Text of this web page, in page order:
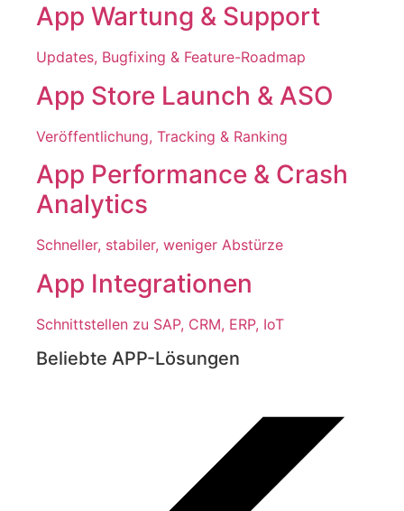
App Wartung & Support
Updates, Bugfixing & Feature-Roadmap
App Store Launch & ASO
Veröffentlichung, Tracking & Ranking
App Performance & Crash
Analytics
Schneller, stabiler, weniger Abstürze
App Integrationen
Schnittstellen zu SAP, CRM, ERP, IoT
Beliebte APP-Lösungen